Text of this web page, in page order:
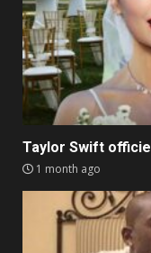
Taylor Swift
1 month ago